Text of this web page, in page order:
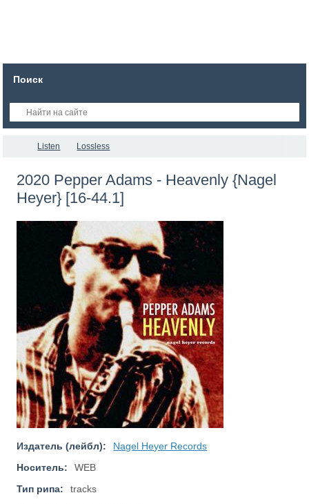
Поиск
Listen Lossless
2020 Pepper Adams - Heavenly {Nagel
Heyer} [16-44.1]
Издатель (лейбл):
Nagel Heyer Records
Носитель:
WEB
Тип рипа:
tracks